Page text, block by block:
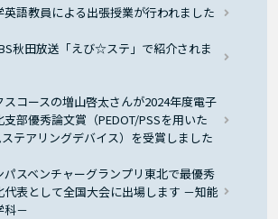
語教員による出張授業が行われました
秋田放送「えび☆ステ」で紹介されま
コースの増山啓太さんが2024年度電子
部優秀論文賞（PEDOT/PSSを用いた
テアリングデバイス）を受賞しました
スベンチャーグランプリ東北で最優秀
表として全国大会に出場します －知能
科－